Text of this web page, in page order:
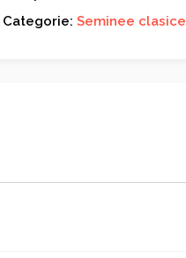
Categorie:Seminee clasice